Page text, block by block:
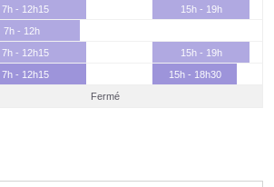
7h - 12h15
15h - 19h
7h - 12h
7h - 12h15
15h - 19h
7h - 12h15
15h - 18h30
Fermé